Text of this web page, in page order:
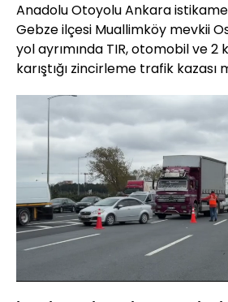
Anadolu Otoyolu Ankara
Gebze ilçesi Muallimköy mevkii
yol ayrımında TIR, otomobil ve 2
karıştığı zincirleme trafik kazası
Aç